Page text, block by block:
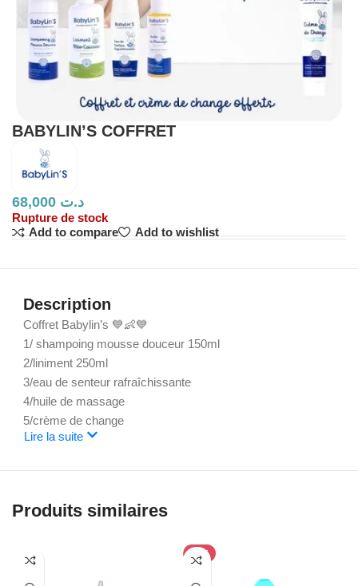
BABYLIN’S COFFRET
د.ت
Rupture de stock
Add to compare
Add to wishlist
Description
Coffret Babylin’s 💙👶💙
1/ shampoing mousse douceur 150ml
2/liniment 250ml
3/eau de senteur rafraîchissante
4/huile de massage
5/crème de change
Lire la suite
Produits similaires
HOT